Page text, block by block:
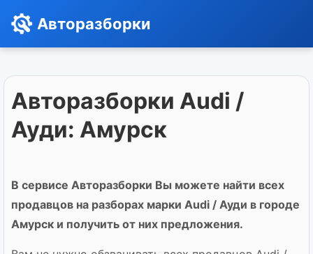
Авторазборки
Авторазборки Audi /
Ауди: Амурск
В сервисе Авторазборки Вы можете найти всех
продавцов на разборах марки Audi / Ауди в городе
Амурск и получить от них предложения.